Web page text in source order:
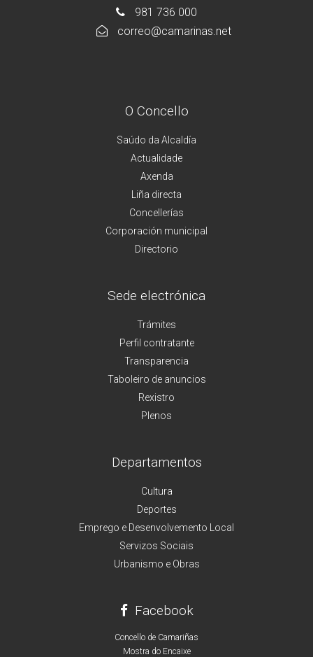
981 736 000
correo@camarinas.net
O Concello
Saúdo da Alcaldía
Actualidade
Axenda
Liña directa
Concellerías
Corporación municipal
Directorio
Sede electrónica
Trámites
Perfil contratante
Transparencia
Taboleiro de anuncios
Rexistro
Plenos
Departamentos
Cultura
Deportes
Emprego e Desenvolvemento Local
Servizos Sociais
Urbanismo e Obras
Facebook
Concello de Camariñas
Mostra do Encaixe